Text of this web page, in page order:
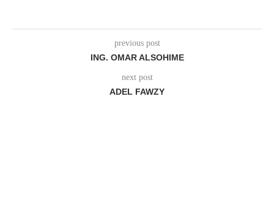
previous post
ING. OMAR ALSOHIME
next post
ADEL FAWZY